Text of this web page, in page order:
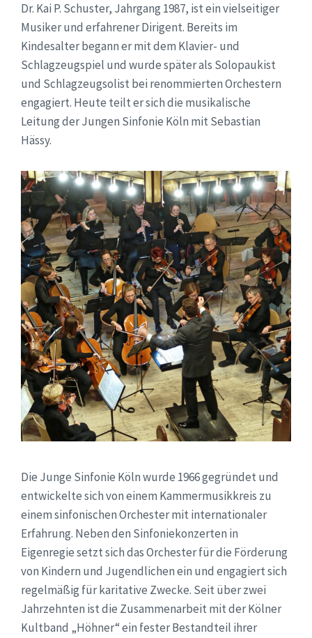
Dr. Kai P. Schuster, Jahrgang 1987, ist ein vielseitiger
Musiker und erfahrener Dirigent. Bereits im
Kindesalter begann er mit dem Klavier- und
Schlagzeugspiel und wurde später als Solopaukist
und Schlagzeugsolist bei renommierten Orchestern
engagiert. Heute teilt er sich die musikalische
Leitung der Jungen Sinfonie Köln mit Sebastian
Hässy.
Die Junge Sinfonie Köln wurde 1966 gegründet und
entwickelte sich von einem Kammermusikkreis zu
einem sinfonischen Orchester mit internationaler
Erfahrung. Neben den Sinfoniekonzerten in
Eigenregie setzt sich das Orchester für die Förderung
von Kindern und Jugendlichen ein und engagiert sich
regelmäßig für karitative Zwecke. Seit über zwei
Jahrzehnten ist die Zusammenarbeit mit der Kölner
Kultband „Höhner“ ein fester Bestandteil ihrer